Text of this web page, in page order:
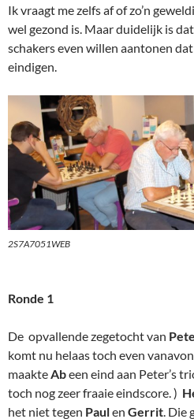
Ik vraagt me zelfs af of zo’n
wel gezond is. Maar duidelijk is
schakers even willen aantonen
eindigen.
2S7A7051WEB
Ronde 1
De opvallende zegetocht van
komt nu helaas toch even
maakteAbeen eind aan Peter’s
toch nog zeer fraaie eindscore. )
het niet tegen Paulen Gerrit. Die